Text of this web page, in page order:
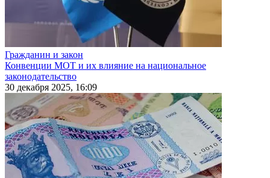
Гражданин и закон
Конвенции МОТ и их влияние на национальное
законодательство
30 декабря 2025, 16:09